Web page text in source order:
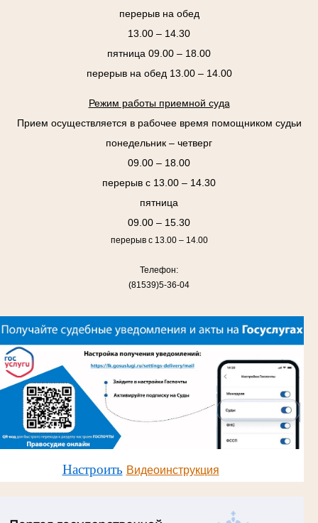
перерыв на обед
13.00 – 14.30
пятница 09.00 – 18.00
перерыв на обед 13.00 – 14.00
Режим работы приемной суда
Прием осуществляется в рабочее время помощником судьи
понедельник – четверг
09.00 – 18.00
перерыв с 13.00 – 14.30
пятница
09.00 – 15.30
перерыв с 13.00 – 14.00
Телефон:
(81539)5-36-04
Настроить Видеоинструкция